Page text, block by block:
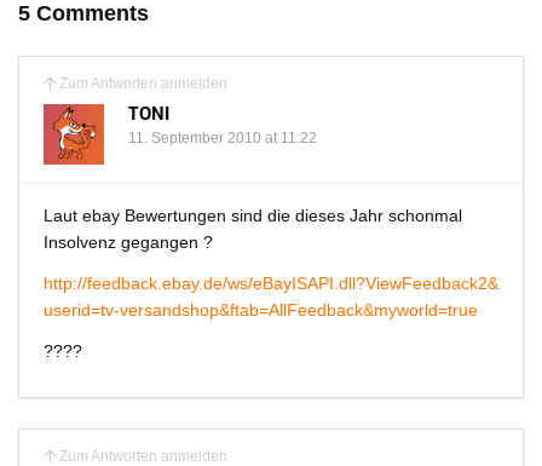
5 Comments
Zum Antworten anmelden
TONI
11. September 2010 at 11:22
Laut ebay Bewertungen sind die dieses Jahr schonmal
Insolvenz gegangen ?
http://feedback.ebay.de/ws/eBayISAPI.dll?ViewFeedback2&
userid=tv-versandshop&ftab=AllFeedback&myworld=true
????
Zum Antworten anmelden